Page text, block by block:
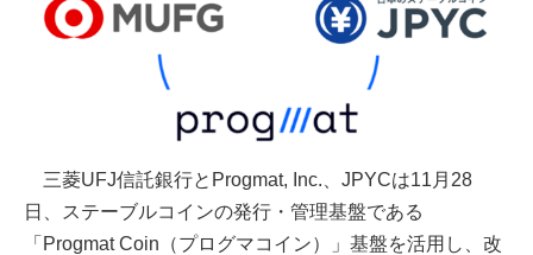
三菱UFJ信託銀行とProgmat, Inc.、JPYCは11月28
日、ステーブルコインの発行・管理基盤である
「Progmat Coin（プログマコイン）」基盤を活用し、改